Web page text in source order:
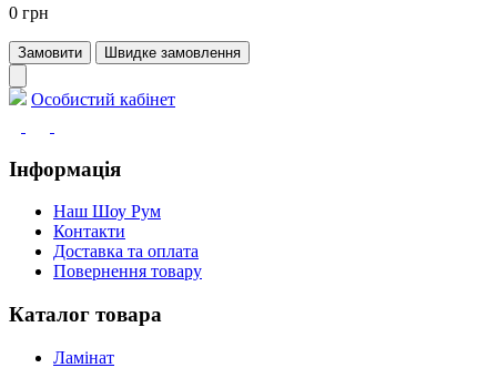
0 грн
Замовити Швидке замовлення
Особистий кабінет
Інформація
Наш Шоу Рум
Контакти
Доставка та оплата
Повернення товару
Каталог товара
Ламінат